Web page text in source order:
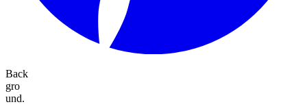
Back
gro
und.